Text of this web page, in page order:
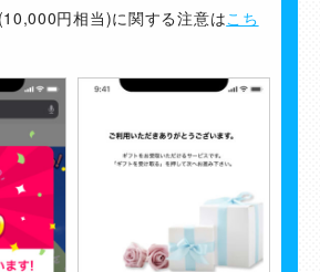
円相当)に関する注意はこち